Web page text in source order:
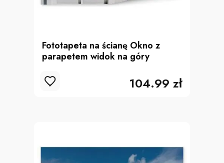
Fototapeta na ścianę Okno z
parapetem widok na góry
104.99 zł